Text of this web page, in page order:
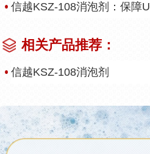
相关产品推荐：
信越KSZ-108消泡剂